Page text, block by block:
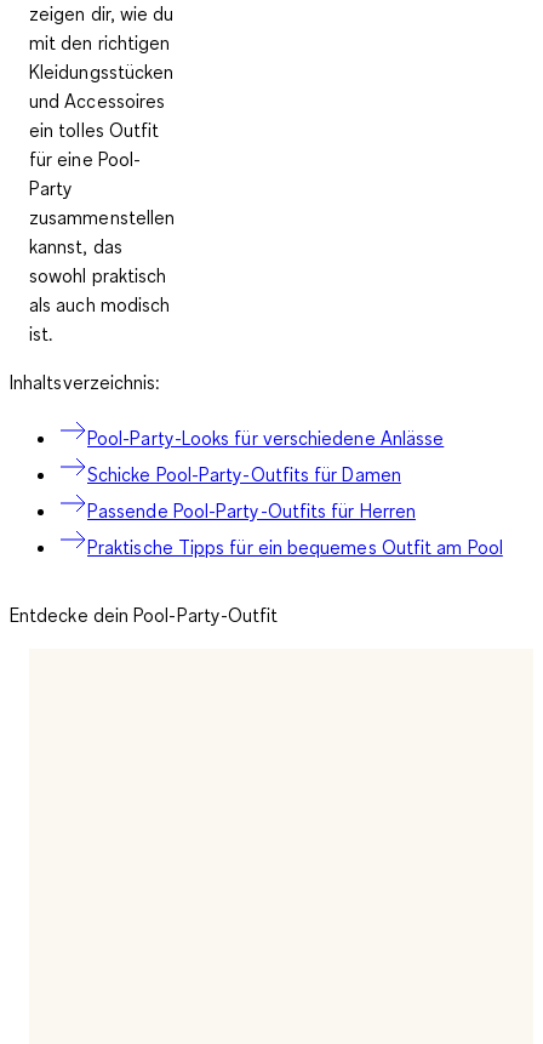
zeigen dir, wie du
mit den richtigen
Kleidungsstücken
und Accessoires
ein tolles Outfit
für eine Pool-
Party
zusammenstellen
kannst, das
sowohl praktisch
als auch modisch
ist.
Inhaltsverzeichnis:
Pool-Party-Looks für verschiedene Anlässe
Schicke Pool-Party-Outfits für Damen
Passende Pool-Party-Outfits für Herren
Praktische Tipps für ein bequemes Outfit am Pool
Entdecke dein Pool-Party-Outfit